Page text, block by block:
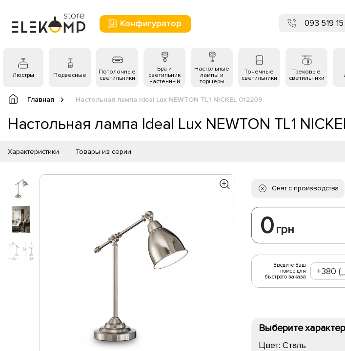
Конфигуратор 093 519 15
Люстры Подвесные
Потолочные
светильники
Бра и
светильник
настенный
Настольные
лампы и
торшеры
Точечные
светильники
Трековые
светильники
Главная Настольная лампа Ideal Lux NEWTON TL1 NICKEL 012209
Настольная лампа Ideal Lux NEWTON TL1
Характеристики Товары из серии
Снят с производства
0 грн
Введите Ваш
номер для
быстрого заказа
Выберите
Цвет: Сталь